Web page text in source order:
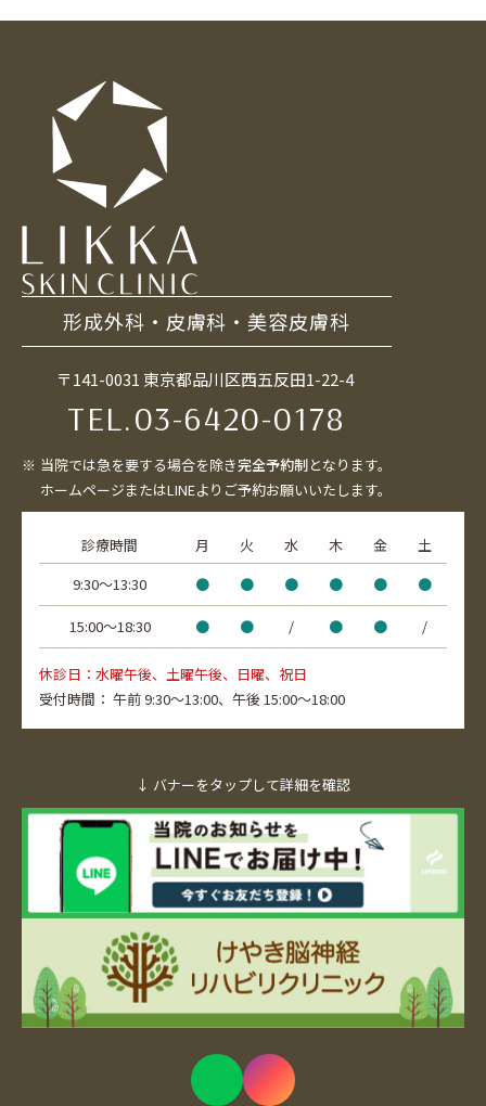
形成外科・皮膚科・美容皮膚科
〒141-0031 東京都品川区西五反田1-22-4
TEL.03-6420-0178
当院では急を要する場合を除き完全予約制となります。
ホームページまたはLINEよりご予約お願いいたします。
診療時間 月 火 水 木 金
土
9:30〜13:30
● ● ● ● ● ●
15:00〜18:30 ● ● / ● ● /
休診日：水曜午後、土曜午後、日曜、祝日
受付時間： 午前 9:30～13:00、 午後 15:00～18:00
↓ バナーをタップして詳細を確認